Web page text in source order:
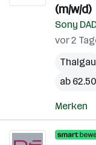
(m/w/d)
Sony
vor 2
Thalgau
ab
Merken